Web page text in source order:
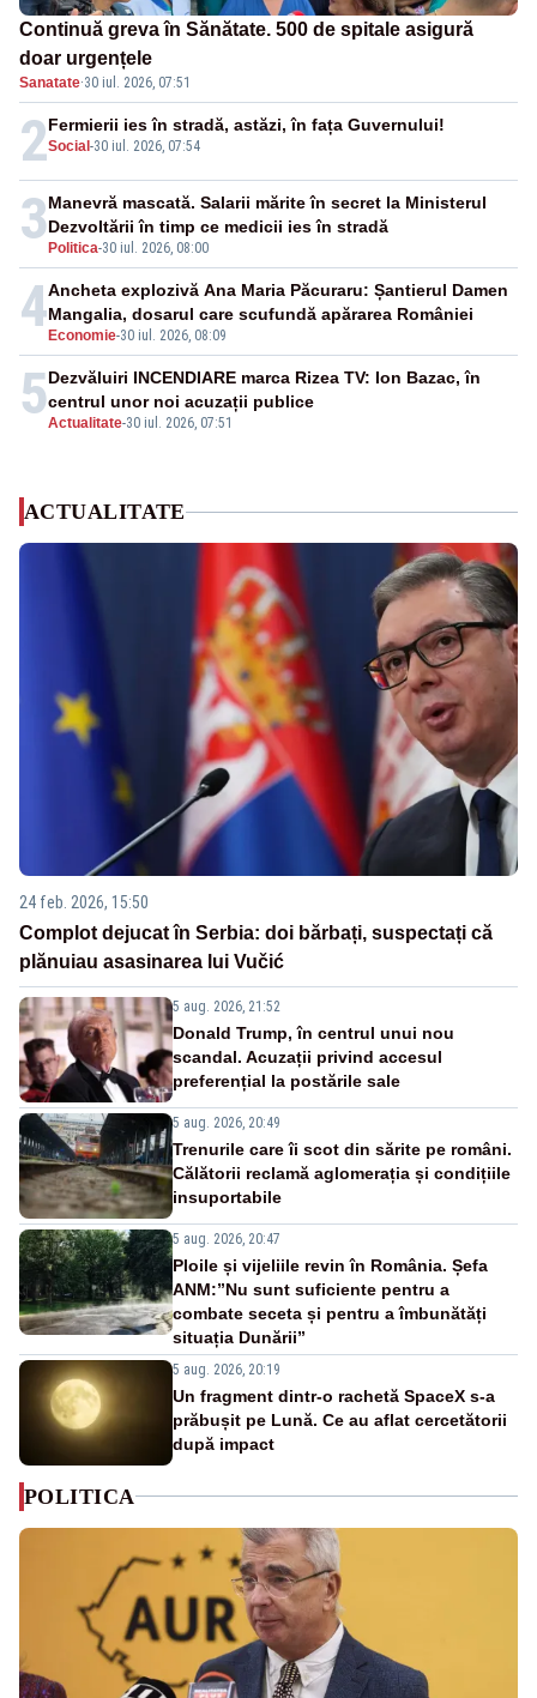
Continuă greva în Sănătate. 500 de spitale asigură
doar urgențele
Sanatate·30 iul. 2026, 07:51
2Social -30 iul. 2026, 07:54
Fermierii ies în stradă, astăzi, în fața Guvernului!
3 Politica-30 iul. 2026, 08:00
Manevră mascată. Salarii mărite în secret la Ministerul
Dezvoltării în timp ce medicii ies în stradă
4 Economie-30 iul. 2026, 08:09
Ancheta explozivă Ana Maria Păcuraru: Șantierul Damen
Mangalia, dosarul care scufundă apărarea României
5Actualitate-30 iul. 2026, 07:51
Dezvăluiri INCENDIARE marca Rizea TV: Ion Bazac, în
centrul unor noi acuzații publice
ACTUALITATE
24 feb. 2026, 15:50
Complot dejucat în Serbia: doi bărbați, suspectați că
plănuiau asasinarea lui Vučić
5 aug. 2026, 21:52
Donald Trump, în centrul unui nou
scandal. Acuzații privind accesul
preferențial la postările sale
5 aug. 2026, 20:49
Trenurile care îi scot din sărite pe români.
Călătorii reclamă aglomerația și condițiile
insuportabile
5 aug. 2026, 20:47
Ploile și vijeliile revin în România. Șefa
ANM:”Nu sunt suficiente pentru a
combate seceta și pentru a îmbunătăți
situația Dunării”
5 aug. 2026, 20:19
Un fragment dintr-o rachetă SpaceX s-a
prăbușit pe Lună. Ce au aflat cercetătorii
după impact
POLITICA